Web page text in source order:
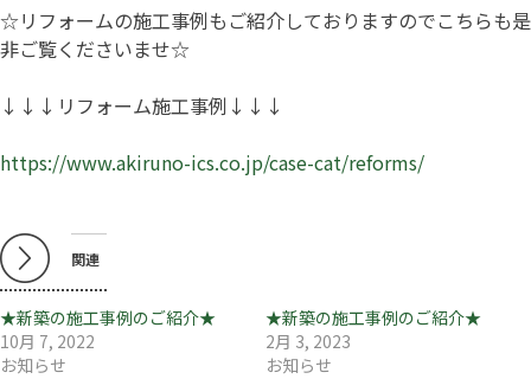
☆リフォームの施工事例もご紹介しておりますのでこちらも是
非ご覧くださいませ☆
↓↓↓リフォーム施工事例↓↓↓
https://www.akiruno-ics.co.jp/case-cat/reforms/
関連
★新築の施工事例のご紹介★
10月 7, 2022
お知らせ
★新築の施工事例のご紹介★
2月 3, 2023
お知らせ